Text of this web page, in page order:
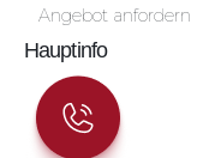
Angebot anfordern
Hauptinfo